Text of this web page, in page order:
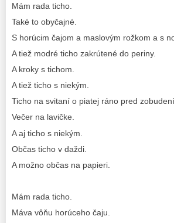
Mám rada ticho.
Také to obyčajné.
S horúcim čajom a maslovým rožkom a s
A tiež modré ticho zakrútené do periny.
A kroky s tichom.
A tiež ticho s niekým.
Ticho na svitaní o piatej ráno pred
Večer na lavičke.
A aj ticho s niekým.
Občas ticho v daždi.
A možno občas na papieri.
Mám rada ticho.
Máva vôňu horúceho čaju.